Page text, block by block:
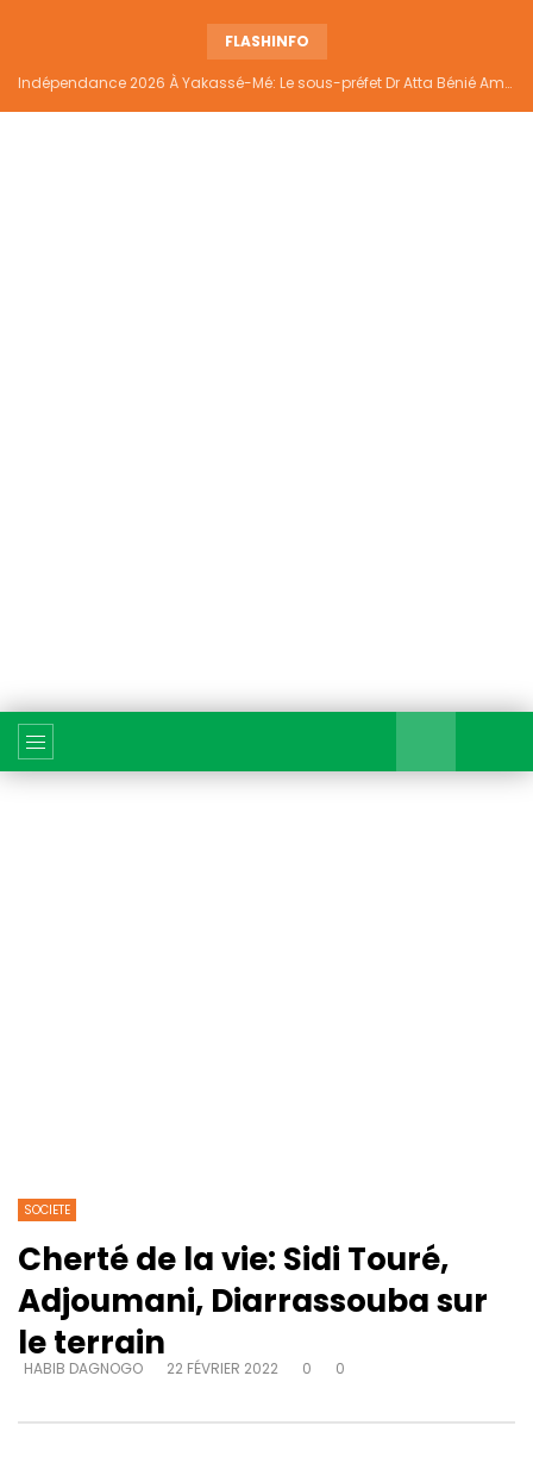
FLASHINFO
Indépendance 2026 À Yakassé-Mé: Le sous-préfet Dr Atta Bénié Amédé appelle à l’unité, à la sécurité et au développement
SOCIETE
Cherté de la vie: Sidi Touré,
Adjoumani, Diarrassouba sur
le terrain
HABIB DAGNOGO 22 FÉVRIER 2022 0 0